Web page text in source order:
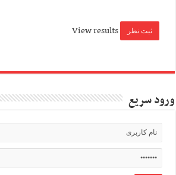
View results
ورود سریع